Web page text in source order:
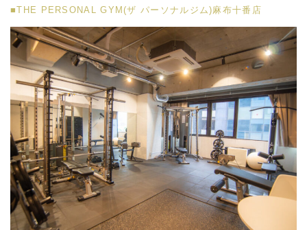
■THE PERSONAL GYM(ザ パーソナルジム)麻布十番店